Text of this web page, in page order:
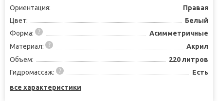
Ориентация:
Правая
Цвет:
Белый
Форма:
Асимметричные
Материал:
Акрил
Объем:
220 литров
Гидромассаж:
Есть
все характеристики